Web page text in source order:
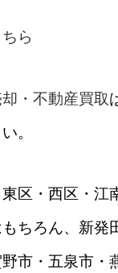
ら
・不動産買取
。
区・西区・江
ちろん、新発
市・五泉市・